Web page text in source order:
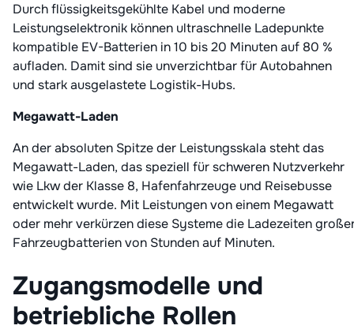
Durch flüssigkeitsgekühlte Kabel und moderne
Leistungselektronik können ultraschnelle Ladepunkte
kompatible EV-Batterien in 10 bis 20 Minuten auf 80 %
aufladen. Damit sind sie unverzichtbar für Autobahnen
und stark ausgelastete Logistik-Hubs.
Megawatt-Laden
An der absoluten Spitze der Leistungsskala steht das
Megawatt-Laden, das speziell für schweren Nutzverkehr
wie Lkw der Klasse 8, Hafenfahrzeuge und Reisebusse
entwickelt wurde. Mit Leistungen von einem Megawatt
oder mehr verkürzen diese Systeme die Ladezeiten
Fahrzeugbatterien von Stunden auf Minuten.
Zugangsmodelle und
betriebliche Rollen